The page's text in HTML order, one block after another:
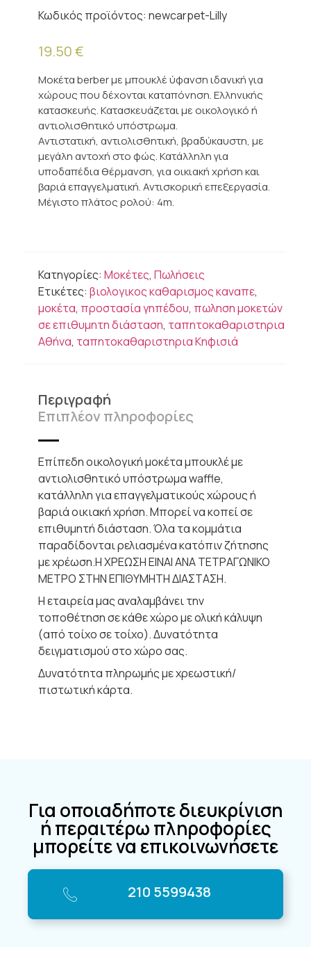
Κωδικός προϊόντος: newcarpet-Lilly
19.50€
Μοκέτα berber με μπουκλέ ύφανση ιδανική για
χώρους που δέχονται καταπόνηση. Ελληνικής
κατασκευής. Κατασκευάζεται με οικολογικό ή
αντιολισθητικό υπόστρωμα.
Αντιστατική, αντιολισθητική, βραδύκαυστη, με
μεγάλη αντοχή στο φώς. Κατάλληλη για
υποδαπέδια θέρμανση, για οικιακή χρήση και
βαριά επαγγελματική. Αντισκορική επεξεργασία.
Μέγιστο πλάτος ρολού: 4m.
Κατηγορίες: Μοκέτες, Πωλήσεις
Ετικέτες: βιολογικος καθαρισμος καναπε,
μοκέτα, προστασία γηπέδου, πωληση μοκετών
σε επιθυμητη διάσταση, ταπητοκαθαριστηρια
Αθήνα, ταπητοκαθαριστηρια Κηφισιά
Περιγραφή
Επιπλέον πληροφορίες
Επίπεδη οικολογική μοκέτα μπουκλέ με
αντιολισθητικό υπόστρωμα waffle,
κατάλληλη για επαγγελματικούς χώρους ή
βαριά οικιακή χρήση. Μπορεί να κοπεί σε
επιθυμητή διάσταση. Όλα τα κομμάτια
παραδίδονται ρελιασμένα κατόπιν ζήτησης
με χρέωση.Η ΧΡΕΩΣΗ ΕΙΝΑΙ ΑΝΑ ΤΕΤΡΑΓΩΝΙΚΟ
ΜΕΤΡΟ ΣΤΗΝ ΕΠΙΘΥΜΗΤΗ ΔΙΑΣΤΑΣΗ.
Η εταιρεία μας αναλαμβάνει την
τοποθέτηση σε κάθε χώρο με ολική κάλυψη
(από τοίχο σε τοίχο). Δυνατότητα
δειγματισμού στο χώρο σας.
Δυνατότητα πληρωμής με χρεωστική/
πιστωτική κάρτα.
Για οποιαδήποτε διευκρίνιση
ή περαιτέρω πληροφορίες
μπορείτε να επικοινωνήσετε
210 5599438